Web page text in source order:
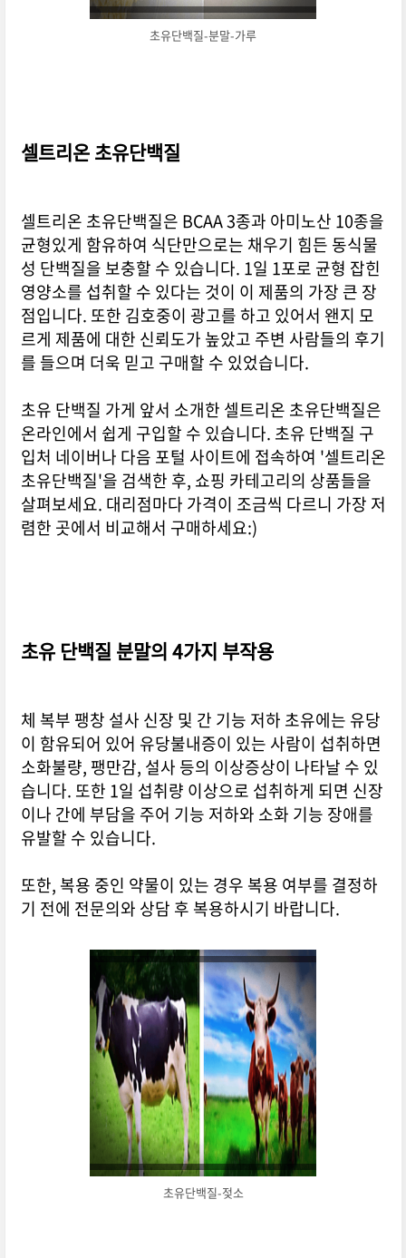
초유단백질-분말-가루
셀트리온 초유단백질
셀트리온 초유단백질은 BCAA 3종과 아미노산 10종을
균형있게 함유하여 식단만으로는 채우기 힘든 동식물
성 단백질을 보충할 수 있습니다. 1일 1포로 균형 잡힌
영양소를 섭취할 수 있다는 것이 이 제품의 가장 큰 장
점입니다. 또한 김호중이 광고를 하고 있어서 왠지 모
르게 제품에 대한 신뢰도가 높았고 주변 사람들의 후기
를 들으며 더욱 믿고 구매할 수 있었습니다.
초유 단백질 가게 앞서 소개한 셀트리온 초유단백질은
온라인에서 쉽게 구입할 수 있습니다. 초유 단백질 구
입처 네이버나 다음 포털 사이트에 접속하여 '셀트리온
초유단백질'을 검색한 후, 쇼핑 카테고리의 상품들을
살펴보세요. 대리점마다 가격이 조금씩 다르니 가장 저
렴한 곳에서 비교해서 구매하세요:)
초유 단백질 분말의 4가지 부작용
체 복부 팽창 설사 신장 및 간 기능 저하 초유에는 유당
이 함유되어 있어 유당불내증이 있는 사람이 섭취하면
소화불량, 팽만감, 설사 등의 이상증상이 나타날 수 있
습니다. 또한 1일 섭취량 이상으로 섭취하게 되면 신장
이나 간에 부담을 주어 기능 저하와 소화 기능 장애를
유발할 수 있습니다.
또한, 복용 중인 약물이 있는 경우 복용 여부를 결정하
기 전에 전문의와 상담 후 복용하시기 바랍니다.
초유단백질-젖소